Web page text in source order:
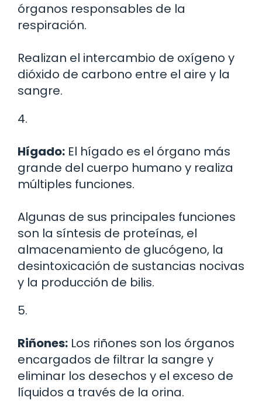
órganos responsables de la
respiración.
Realizan el intercambio de oxígeno y
dióxido de carbono entre el aire y la
sangre.
4.
Hígado: El hígado es el órgano más
grande del cuerpo humano y realiza
múltiples funciones.
Algunas de sus principales funciones
son la síntesis de proteínas, el
almacenamiento de glucógeno, la
desintoxicación de sustancias nocivas
y la producción de bilis.
5.
Riñones: Los riñones son los órganos
encargados de filtrar la sangre y
eliminar los desechos y el exceso de
líquidos a través de la orina.